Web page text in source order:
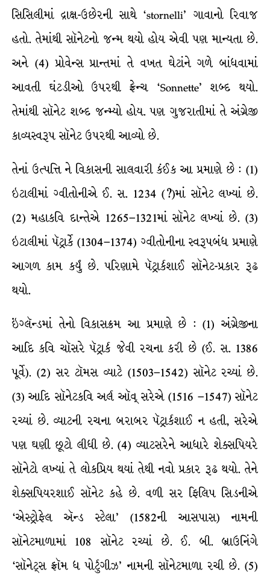
સિસિલીમાં દ્રાક્ષ-ઉછેરની સાથે ‘stornelli’ ગાવાનો રિવાજ
હતો. તેમાંથી સૉનેટનો જન્મ થયો હોય એવી પણ માન્યતા છે.
અને (4) પ્રોવેન્સ પ્રાન્તમાં તે વખત ઘેટાંને ગળે બાંધવામાં
આવતી ઘંટડીઓ ઉપરથી ફ્રેન્ચ ‘Sonnette’ શબ્દ થયો.
તેમાંથી સૉનેટ શબ્દ જન્મ્યો હોય. પણ ગુજરાતીમાં તે અંગ્રેજી
કાવ્યસ્વરૂપ સૉનેટ ઉપરથી આવ્યો છે.
તેનાં ઉત્પત્તિ ને વિકાસની સાલવારી કંઈક આ પ્રમાણે છે : (1)
ઇટાલીમાં ગ્વીતોનીએ ઈ. સ. 1234 (?)માં સૉનેટ લખ્યાં છે.
(2) મહાકવિ દાન્તેએ 1265–1321માં સૉનેટ લખ્યાં છે. (3)
ઇટાલીમાં પૅટ્રાર્કે (1304–1374) ગ્વીતોનીના સ્વરૂપબંધ પ્રમાણે
આગળ કામ કર્યું છે. પરિણામે પૅટ્રાર્કશાઈ સૉનેટ-પ્રકાર રૂઢ
થયો.
ઇંગ્લૅન્ડમાં તેનો વિકાસક્રમ આ પ્રમાણે છે : (1) અંગ્રેજીના
આદિ કવિ ચૉસરે પૅટ્રાર્ક જેવી રચના કરી છે (ઈ. સ. 1386
પૂર્વે). (2) સર ટૉમસ વ્યાટે (1503–1542) સૉનેટ રચ્યાં છે.
(3) આદિ સૉનેટકવિ અર્લ ઑવ્ સરેએ (1516 –1547) સૉનેટ
રચ્યાં છે. વ્યાટની રચના બરાબર પૅટ્રાર્કશાઈ ન હતી, સરેએ
પણ ઘણી છૂટો લીધી છે. (4) વ્યાટસરેને આધારે શેક્સપિયરે
સૉનેટો લખ્યાં તે લોકપ્રિય થયાં તેથી નવો પ્રકાર રૂઢ થયો. તેને
શેક્સપિયરશાઈ સૉનેટ કહે છે. વળી સર ફિલિપ સિડનીએ
‘એસ્ટ્રોફેલ ઍન્ડ સ્ટેલા’ (1582ની આસપાસ) નામની
સૉનેટમાળામાં 108 સૉનેટ રચ્યાં છે. ઈ. બી. બ્રાઉનિંગે
‘સૉનેટ્સ ફ્રૉમ ધ પોર્ટુગીઝ’ નામની સૉનેટમાળા રચી છે. (5)